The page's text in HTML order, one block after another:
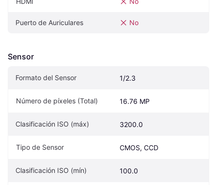
Puerto de Auriculares No
Sensor
Formato del Sensor 1/2.3
Número de píxeles (Total) 16.76 MP
Clasificación ISO (máx) 3200.0
Tipo de Sensor CMOS, CCD
Clasificación ISO (mín) 100.0